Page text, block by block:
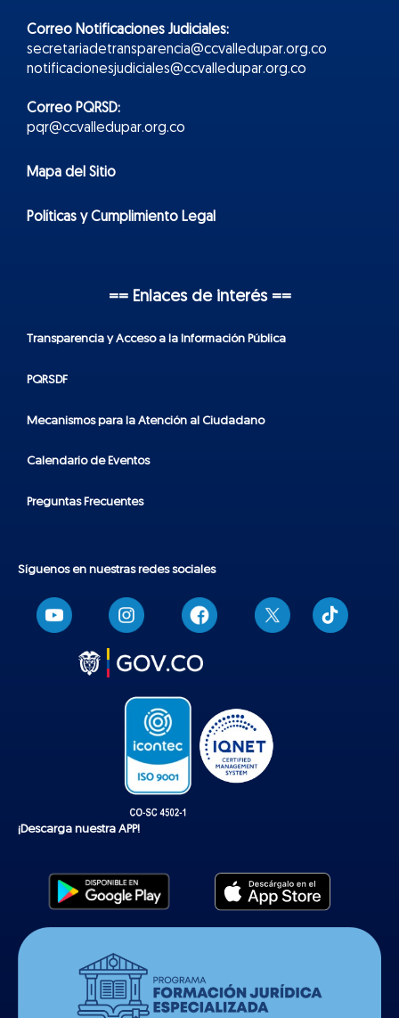
Correo Notificaciones Judiciales:
secretariadetransparencia@ccvalledupar.org.co
notificacionesjudiciales@ccvalledupar.org.co
Correo PQRSD:
pqr@ccvalledupar.org.co
Mapa del Sitio
Políticas y Cumplimiento Legal
== Enlaces de interés ==
Transparencia y Acceso a la Información Pública
PQRSDF
Mecanismos para la Atención al Ciudadano
Calendario de Eventos
Preguntas Frecuentes
Síguenos en nuestras redes sociales
T
i
k
¡Descarga nuestra APP!